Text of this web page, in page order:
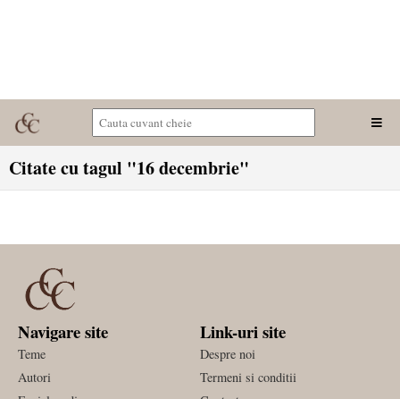
Citate cu tagul "16 decembrie"
Navigare site
Teme
Autori
Link-uri site
Despre noi
Termeni si conditii